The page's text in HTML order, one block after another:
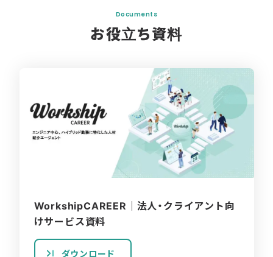
Documents
お役立ち資料
WorkshipCAREER｜法人・クライアント向
けサービス資料
ダウンロード